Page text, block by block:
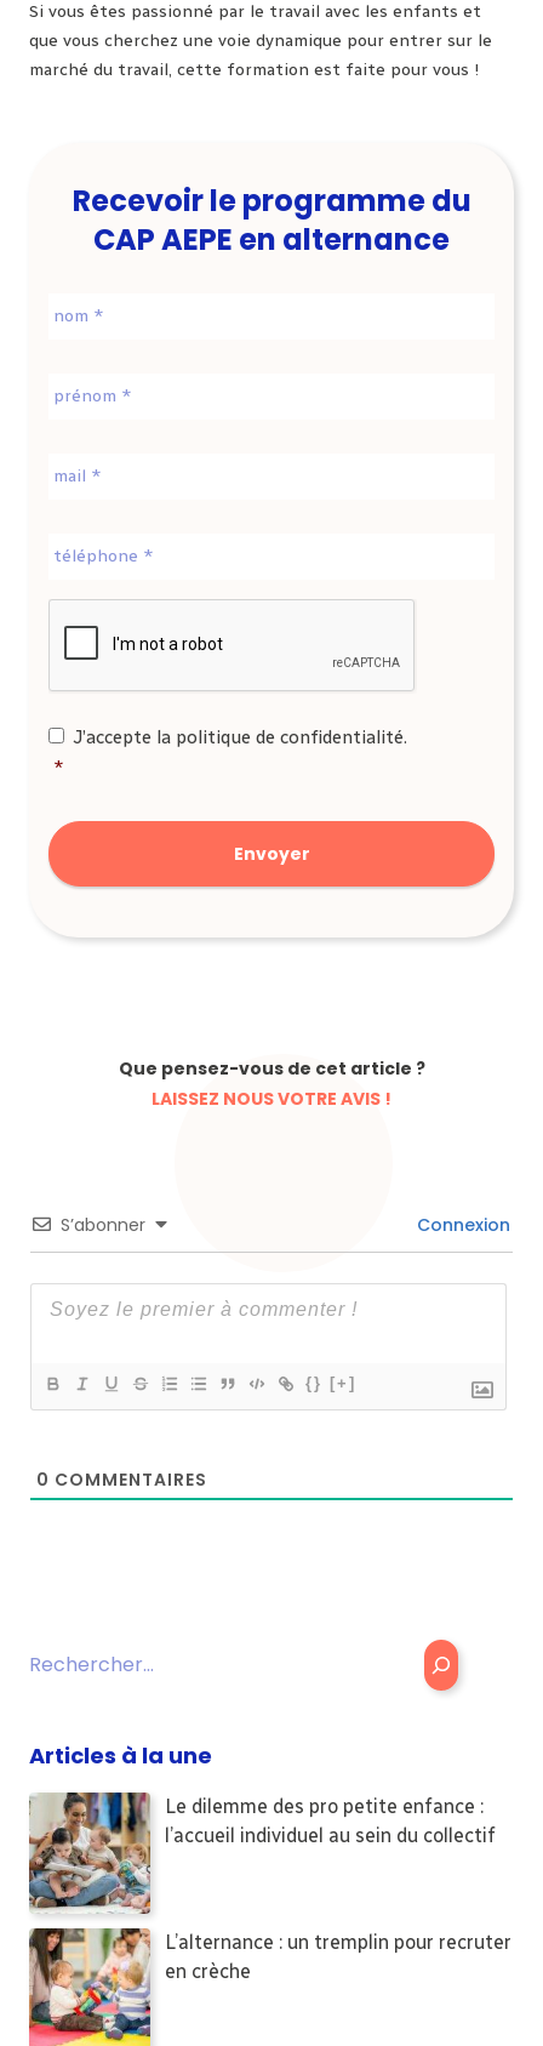
Si vous êtes passionné par le travail avec les enfants et
que vous cherchez une voie dynamique pour entrer sur le
marché du travail, cette formation est faite pour vous !
Recevoir le programme du
CAP AEPE en alternance
mail *
RGPD
J’accepte la politique de confidentialité.
*
Que pensez-vous de cet article ?
LAISSEZ NOUS VOTRE AVIS !
S’abonner Connexion
{} [+]
0 COMMENTAIRES
Rechercher
Articles à la une
Le dilemme des pro petite enfance :
l’accueil individuel au sein du collectif
L’alternance : un tremplin pour recruter
en crèche